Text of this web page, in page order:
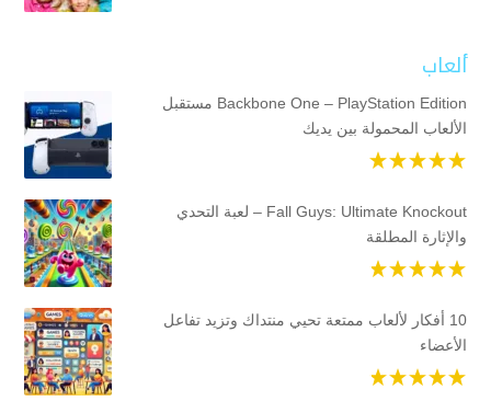
ألعاب
Backbone One – PlayStation Edition مستقبل
الألعاب المحمولة بين يديك
Fall Guys: Ultimate Knockout – لعبة التحدي
والإثارة المطلقة
10 أفكار لألعاب ممتعة تحيي منتداك وتزيد تفاعل
الأعضاء